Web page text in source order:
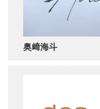
奥﨑海斗